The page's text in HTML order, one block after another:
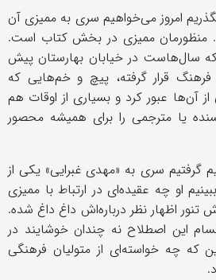
امروز می‌خواهیم سری به ممیزی آن
منظورمان ممیزی در بخش کتاب است.
سال‌هاست در خیابان بهارستان پیش
قرار گرفته، پیچ و خم‌هایی که
آن‌ها عبور کرد و بسیاری از اوقات هم
یا مترجمی را برای همیشه محصور
گرفتیم سری به «مهدی غبرایی» یکی از
او چه عقیده‌ای در ارتباط با ممیزی
تنور اظهار نظر درباره‌اش داغ داغ شده.
این اصطلاح نه چندان خوشایند در
که چه خواسته‌ای از متولیان فرهنگی